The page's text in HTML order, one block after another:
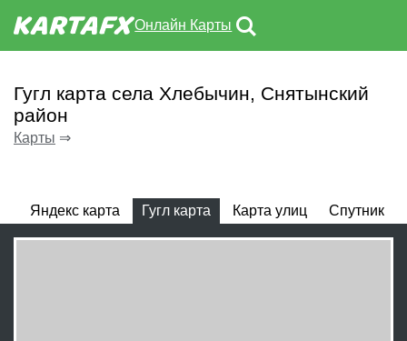
Онлайн Карты
Гугл карта села Хлебычин, Снятынский
район
Карты ⇒
Яндекс карта Гугл карта Карта улиц Спутник